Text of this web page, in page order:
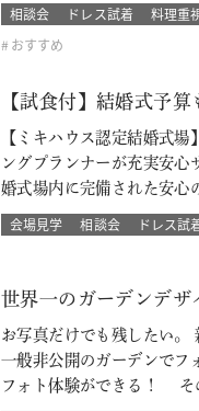
相談会 ドレス試着 料理重
おすすめ
【試食付】結婚式予
【ミキハウス認定結婚式
ングプランナーが充実安心
婚式場内に完備された安
会場見学 相談会 ドレス試
世界一のガーデンデザ
お写真だけでも残したい。
一般非公開のガーデンでフ
フォト体験ができる！ そ